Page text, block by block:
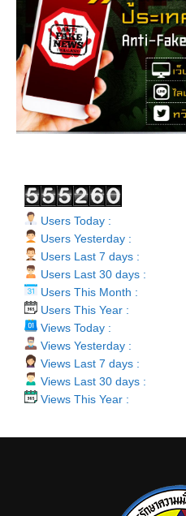
Users Today :
Users Yesterday :
Users Last 7 days :
Users Last 30 days :
Users This Month :
Users This Year :
Views Today :
Views Yesterday :
Views Last 7 days :
Views Last 30 days :
Views This Year :